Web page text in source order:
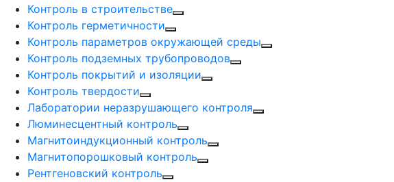
Контроль в строительстве
Контроль герметичности
Контроль параметров окружающей среды
Контроль подземных трубопроводов
Контроль покрытий и изоляции
Контроль твердости
Лаборатории неразрушающего контроля
Люминесцентный контроль
Магнитоиндукционный контроль
Магнитопорошковый контроль
Рентгеновский контроль